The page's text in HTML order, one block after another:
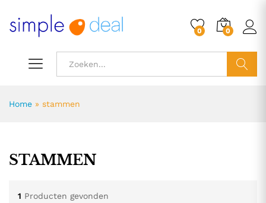
0 0
Home » stammen
STAMMEN
1 Producten gevonden